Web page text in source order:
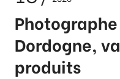
Dordogne,
produits